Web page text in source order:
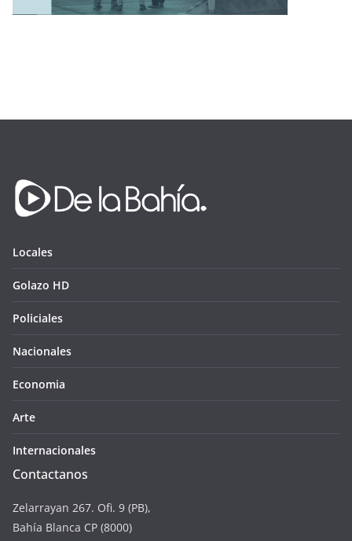
Locales
Golazo HD
Policiales
Nacionales
Economia
Arte
Internacionales
Contactanos
Zelarrayan 267. Ofi. 9 (PB),
Bahía Blanca CP (8000)